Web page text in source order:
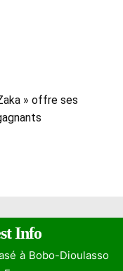
» offre ses
Info
à Bobo-Dioulasso